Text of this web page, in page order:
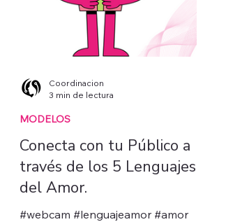
Conecta con tu Público a
través de los 5 Lenguajes
del Amor.
#webcam #lenguajeamor #amor
MODELOS
Coordinacion
3 min de lectura